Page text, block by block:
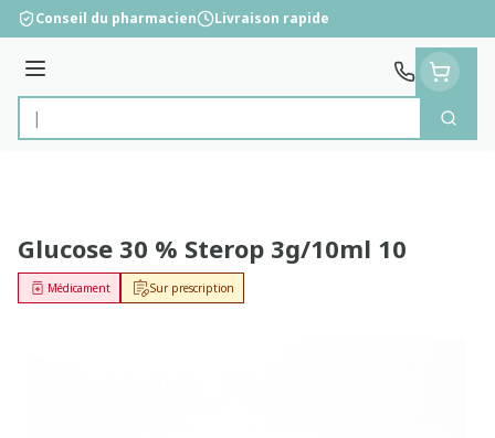
Aller au contenu
Conseil du pharmacien Livraison rapide
Menu
Rechercher
Glucose 30 % Sterop 3g/10ml 10
Sur prescription
Médicament